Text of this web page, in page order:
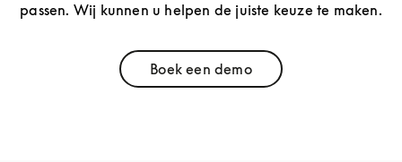
passen. Wij kunnen u helpen de juiste keuze te maken.
Boek een demoLink Opens in New Tab